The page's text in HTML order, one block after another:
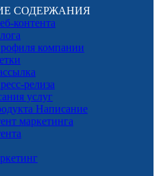
СОДЕРЖАНИЯ
контента
компании
релиза
услуг
Написание
маркетинга